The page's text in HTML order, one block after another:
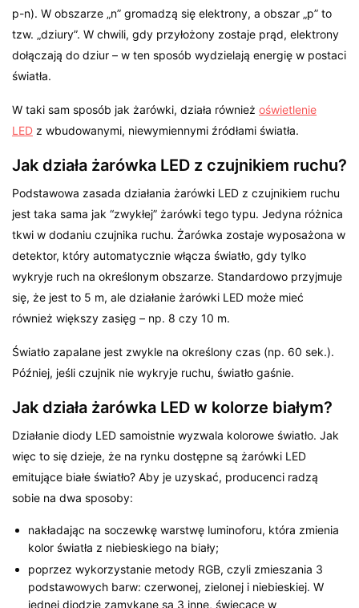
p-n). W obszarze „n” gromadzą się elektrony, a obszar „p” to
tzw. „dziury”. W chwili, gdy przyłożony zostaje prąd, elektrony
dołączają do dziur – w ten sposób wydzielają energię w postaci
światła.
W taki sam sposób jak żarówki, działa równieżoświetlenie
LED z wbudowanymi, niewymiennymi źródłami światła.
Jak działa żarówka LED z czujnikiem ruchu?
Podstawowa zasada działania żarówki LED z czujnikiem ruchu
jest taka sama jak “zwykłej” żarówki tego typu. Jedyna różnica
tkwi w dodaniu czujnika ruchu. Żarówka zostaje wyposażona w
detektor, który automatycznie włącza światło, gdy tylko
wykryje ruch na określonym obszarze. Standardowo przyjmuje
się, że jest to 5 m, ale działanie żarówki LED może mieć
również większy zasięg – np. 8 czy 10 m.
Światło zapalane jest zwykle na określony czas (np. 60 sek.).
Później, jeśli czujnik nie wykryje ruchu, światło gaśnie.
Jak działa żarówka LED w kolorze białym?
Działanie diody LED samoistnie wyzwala kolorowe światło. Jak
więc to się dzieje, że na rynku dostępne są żarówki LED
emitujące białe światło? Aby je uzyskać, producenci radzą
sobie na dwa sposoby:
nakładając na soczewkę warstwę luminoforu, która zmienia
kolor światła z niebieskiego na biały;
poprzez wykorzystanie metody RGB, czyli zmieszania 3
podstawowych barw: czerwonej, zielonej i niebieskiej. W
jednej diodzie zamykane są 3 inne, świecące w